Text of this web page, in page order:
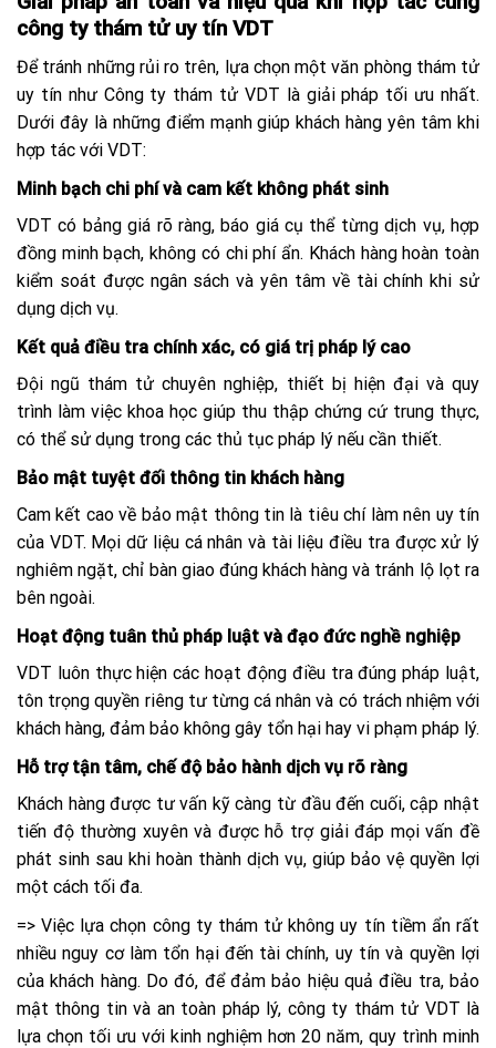
công ty thám tử uy tín VDT
Để tránh những rủi ro trên, lựa chọn một văn phòng thám tử
uy tín như Công ty thám tử VDT là giải pháp tối ưu nhất.
Dưới đây là những điểm mạnh giúp khách hàng yên tâm khi
hợp tác với VDT:
Minh bạch chi phí và cam kết không phát sinh
VDT có bảng giá rõ ràng, báo giá cụ thể từng dịch vụ, hợp
đồng minh bạch, không có chi phí ẩn. Khách hàng hoàn toàn
kiểm soát được ngân sách và yên tâm về tài chính khi sử
dụng dịch vụ.
Kết quả điều tra chính xác, có giá trị pháp lý cao
Đội ngũ thám tử chuyên nghiệp, thiết bị hiện đại và quy
trình làm việc khoa học giúp thu thập chứng cứ trung thực,
có thể sử dụng trong các thủ tục pháp lý nếu cần thiết.
Bảo mật tuyệt đối thông tin khách hàng
Cam kết cao về bảo mật thông tin là tiêu chí làm nên uy tín
của VDT. Mọi dữ liệu cá nhân và tài liệu điều tra được xử lý
nghiêm ngặt, chỉ bàn giao đúng khách hàng và tránh lộ lọt ra
bên ngoài.
Hoạt động tuân thủ pháp luật và đạo đức nghề nghiệp
VDT luôn thực hiện các hoạt động điều tra đúng pháp luật,
tôn trọng quyền riêng tư từng cá nhân và có trách nhiệm với
khách hàng, đảm bảo không gây tổn hại hay vi phạm pháp lý.
Hỗ trợ tận tâm, chế độ bảo hành dịch vụ rõ ràng
Khách hàng được tư vấn kỹ càng từ đầu đến cuối, cập nhật
tiến độ thường xuyên và được hỗ trợ giải đáp mọi vấn đề
phát sinh sau khi hoàn thành dịch vụ, giúp bảo vệ quyền lợi
một cách tối đa.
=> Việc lựa chọn công ty thám tử không uy tín tiềm ẩn rất
nhiều nguy cơ làm tổn hại đến tài chính, uy tín và quyền lợi
của khách hàng. Do đó, để đảm bảo hiệu quả điều tra, bảo
mật thông tin và an toàn pháp lý, công ty thám tử VDT là
lựa chọn tối ưu với kinh nghiệm hơn 20 năm, quy trình minh